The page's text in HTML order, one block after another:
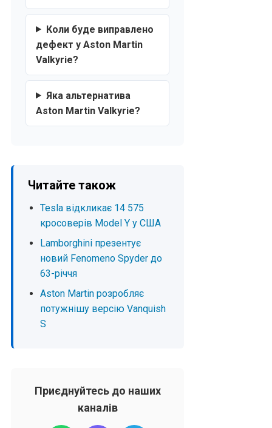
Коли буде виправлено
дефект у Aston Martin
Valkyrie?
Яка альтернатива
Aston Martin Valkyrie?
Читайте також
Tesla відкликає 14 575
кросоверів Model Y у США
Lamborghini презентує
новий Fenomeno Spyder до
63-річчя
Aston Martin розробляє
потужнішу версію Vanquish
S
Приєднуйтесь до наших
каналів